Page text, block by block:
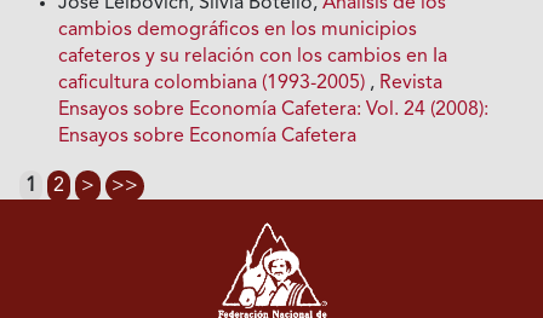
cambios demográficos en los municipios
cafeteros y su relación con los cambios en Ia
caficultura colombiana (1993-2005) , Revista
Ensayos sobre Economía Cafetera: Vol. 24 (2008):
Ensayos sobre Economía Cafetera
1 2 > >>